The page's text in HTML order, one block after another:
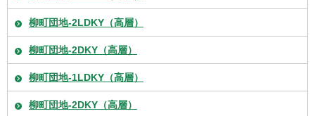
柳町団地-2LDKY（高層）
柳町団地-2DKY（高層）
柳町団地-1LDKY（高層）
柳町団地-2DKY（高層）